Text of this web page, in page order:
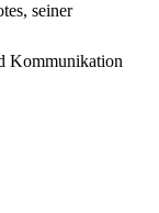
seiner
Kommunikation